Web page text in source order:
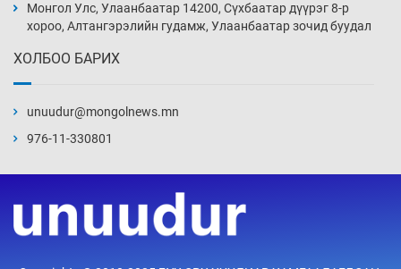
13 цаг 31 мин
хэмжээг шинэчлэн тогтоох нь
14 цаг 31 мин
Монгол Улс, Улаанбаатар 14200, Сүхбаатар дүүрэг 8-р
хороо, Алтангэрэлийн гудамж, Улаанбаатар зочид буудал
ХОЛБОО БАРИХ
unuudur@mongolnews.mn
976-11-330801